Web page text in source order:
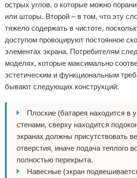
острых углов, о которые можно
или шторы. Второй – в том, что эту
тяжело содержать в чистоте,
доступом провоцируют постоянное
элементах экрана. Потребителям
моделях, которые максимально
эстетическим и функциональным
бывают следующих конструкций:
Плоские (батарея находится в
стенами, сверху находится
экранах должны присутствовать
отверстия, иначе подача теплого
полностью перекрыта.
Навесные (экран